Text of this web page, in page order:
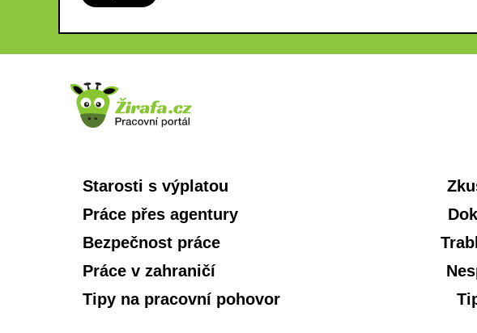
Starosti s výplatou
Práce přes agentury
Bezpečnost práce
Práce v zahraničí
Tipy na pracovní pohovor